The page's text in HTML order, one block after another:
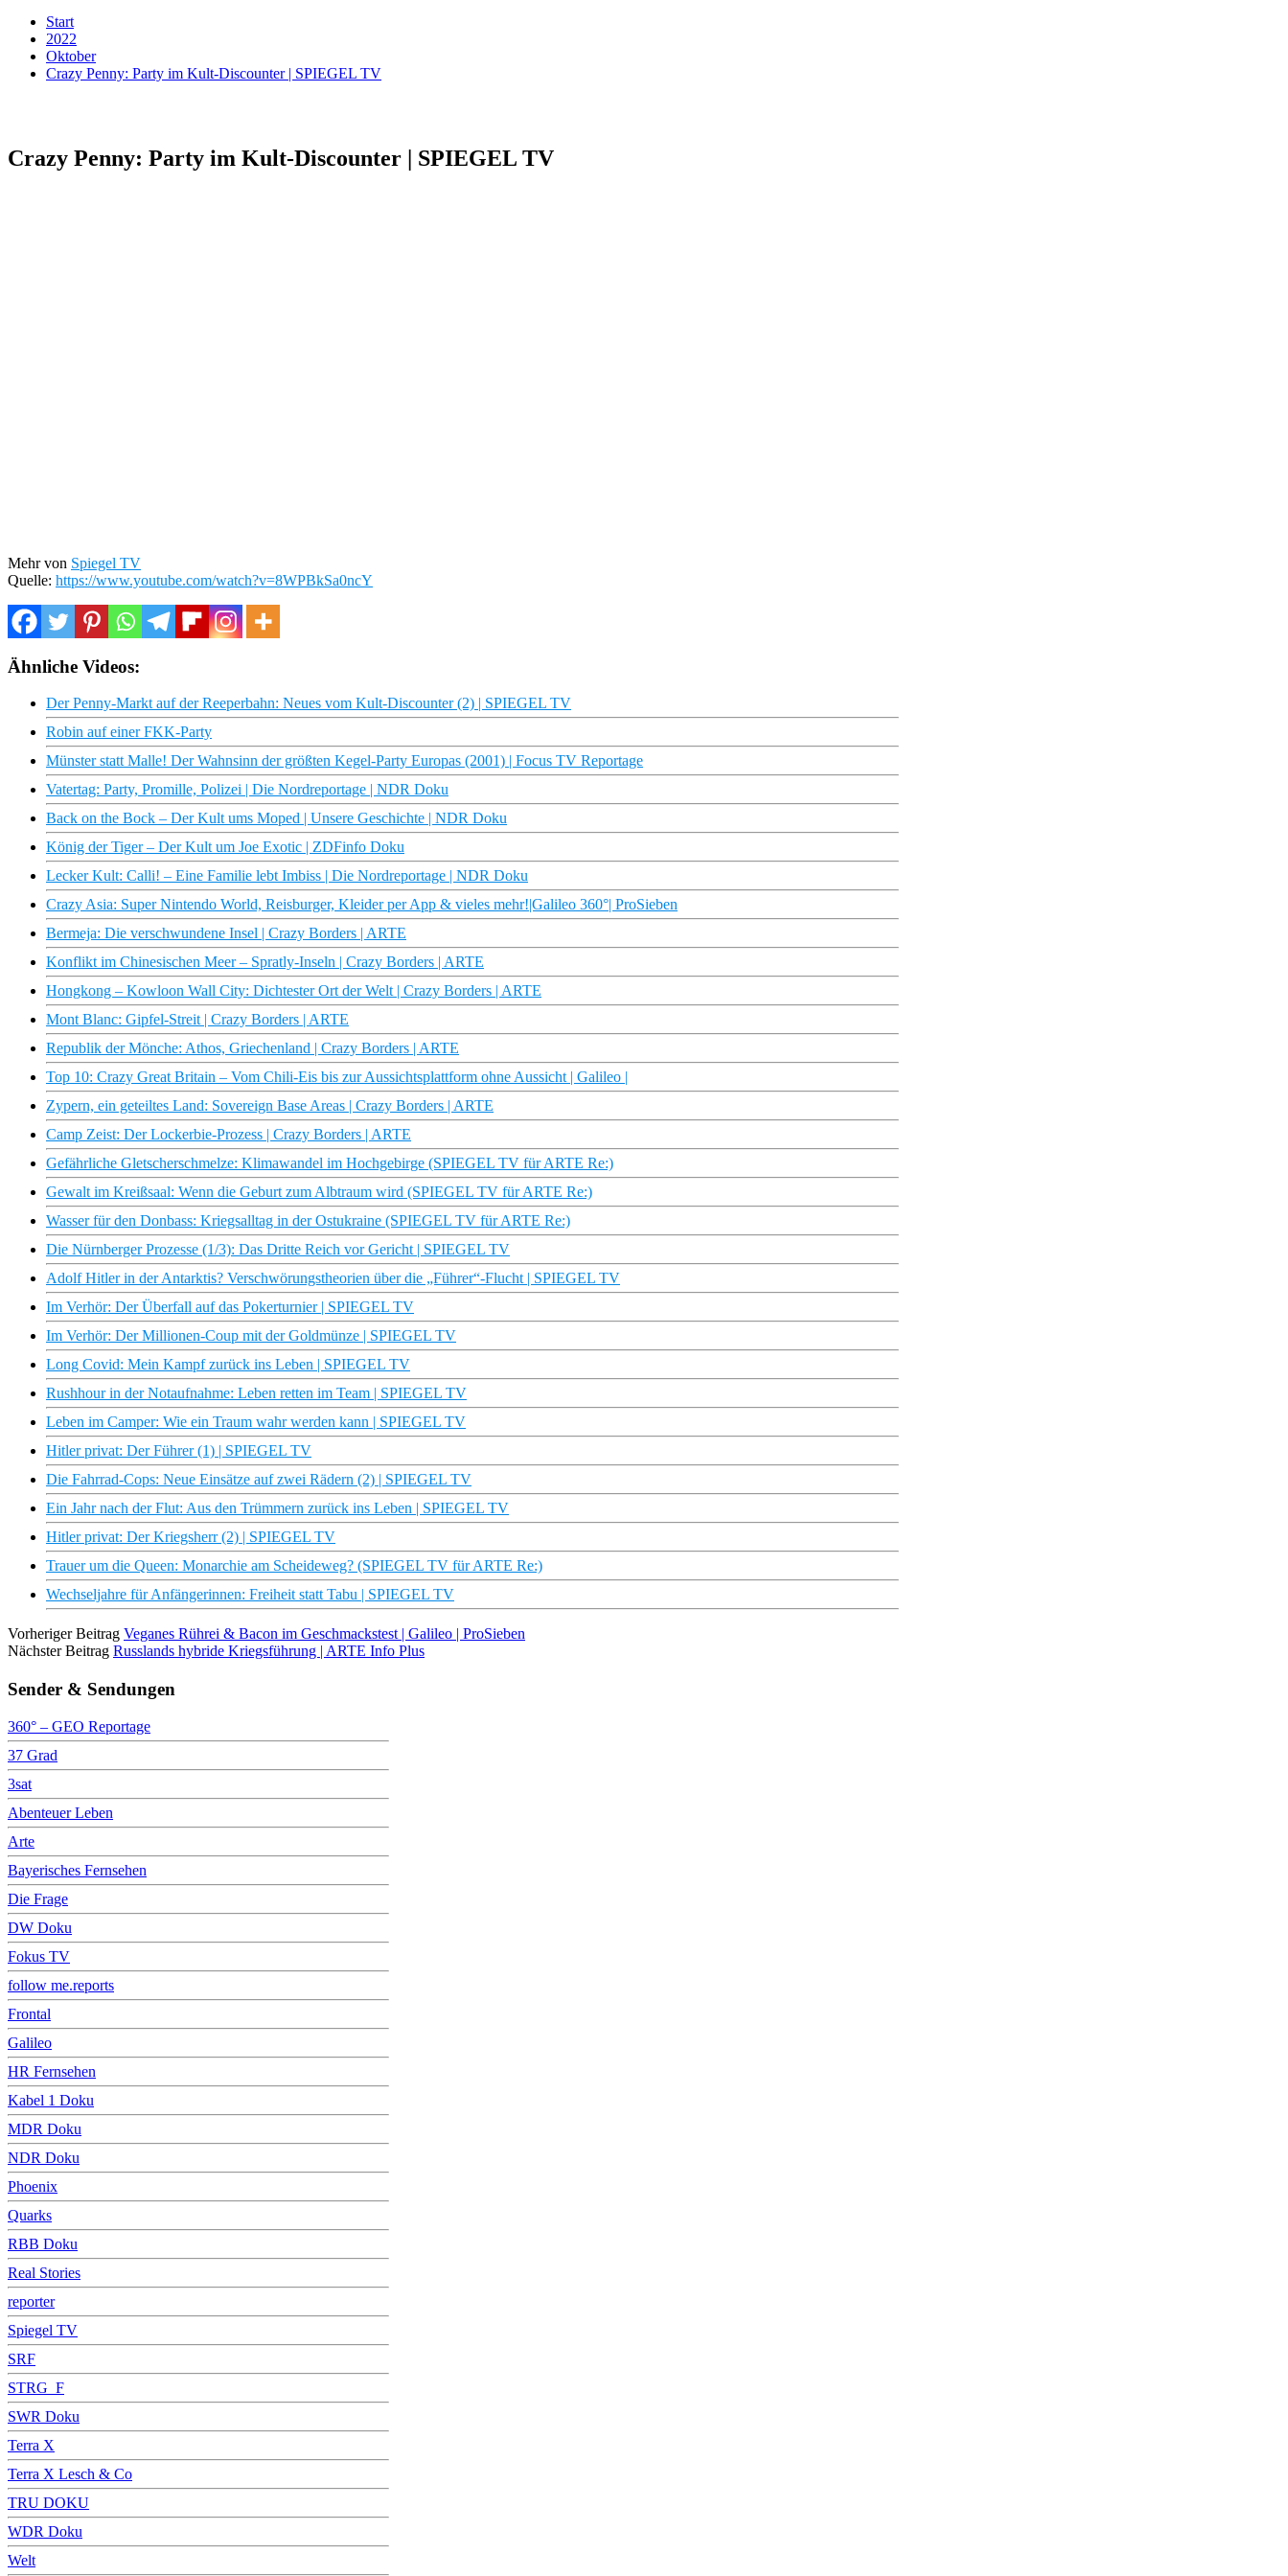
Start
2022
Oktober
Crazy Penny: Party im Kult-Discounter | SPIEGEL TV
Crazy Penny: Party im Kult-Discounter | SPIEGEL TV
Mehr von Spiegel TV
Quelle: https://www.youtube.com/watch?v=8WPBkSa0ncY
Ähnliche Videos:
Der Penny-Markt auf der Reeperbahn: Neues vom Kult-Discounter (2) | SPIEGEL TV
Robin auf einer FKK-Party
Münster statt Malle! Der Wahnsinn der größten Kegel-Party Europas (2001) | Focus TV Reportage
Vatertag: Party, Promille, Polizei | Die Nordreportage | NDR Doku
Back on the Bock – Der Kult ums Moped | Unsere Geschichte | NDR Doku
König der Tiger – Der Kult um Joe Exotic | ZDFinfo Doku
Lecker Kult: Calli! – Eine Familie lebt Imbiss | Die Nordreportage | NDR Doku
Crazy Asia: Super Nintendo World, Reisburger, Kleider per App & vieles mehr!|Galileo 360°| ProSieben
Bermeja: Die verschwundene Insel | Crazy Borders | ARTE
Konflikt im Chinesischen Meer – Spratly-Inseln | Crazy Borders | ARTE
Hongkong – Kowloon Wall City: Dichtester Ort der Welt | Crazy Borders | ARTE
Mont Blanc: Gipfel-Streit | Crazy Borders | ARTE
Republik der Mönche: Athos, Griechenland | Crazy Borders | ARTE
Top 10: Crazy Great Britain – Vom Chili-Eis bis zur Aussichtsplattform ohne Aussicht | Galileo |
Zypern, ein geteiltes Land: Sovereign Base Areas | Crazy Borders | ARTE
Camp Zeist: Der Lockerbie-Prozess | Crazy Borders | ARTE
Gefährliche Gletscherschmelze: Klimawandel im Hochgebirge (SPIEGEL TV für ARTE Re:)
Gewalt im Kreißsaal: Wenn die Geburt zum Albtraum wird (SPIEGEL TV für ARTE Re:)
Wasser für den Donbass: Kriegsalltag in der Ostukraine (SPIEGEL TV für ARTE Re:)
Die Nürnberger Prozesse (1/3): Das Dritte Reich vor Gericht | SPIEGEL TV
Adolf Hitler in der Antarktis? Verschwörungstheorien über die „Führer“-Flucht | SPIEGEL TV
Im Verhör: Der Überfall auf das Pokerturnier | SPIEGEL TV
Im Verhör: Der Millionen-Coup mit der Goldmünze | SPIEGEL TV
Long Covid: Mein Kampf zurück ins Leben | SPIEGEL TV
Rushhour in der Notaufnahme: Leben retten im Team | SPIEGEL TV
Leben im Camper: Wie ein Traum wahr werden kann | SPIEGEL TV
Hitler privat: Der Führer (1) | SPIEGEL TV
Die Fahrrad-Cops: Neue Einsätze auf zwei Rädern (2) | SPIEGEL TV
Ein Jahr nach der Flut: Aus den Trümmern zurück ins Leben | SPIEGEL TV
Hitler privat: Der Kriegsherr (2) | SPIEGEL TV
Trauer um die Queen: Monarchie am Scheideweg? (SPIEGEL TV für ARTE Re:)
Wechseljahre für Anfängerinnen: Freiheit statt Tabu | SPIEGEL TV
Vorheriger Beitrag Veganes Rührei & Bacon im Geschmackstest | Galileo | ProSieben
Nächster Beitrag Russlands hybride Kriegsführung | ARTE Info Plus
Sender & Sendungen
360° – GEO Reportage
37 Grad
3sat
Abenteuer Leben
Arte
Bayerisches Fernsehen
Die Frage
DW Doku
Fokus TV
follow me.reports
Frontal
Galileo
HR Fernsehen
Kabel 1 Doku
MDR Doku
NDR Doku
Phoenix
Quarks
RBB Doku
Real Stories
reporter
Spiegel TV
SRF
STRG_F
SWR Doku
Terra X
Terra X Lesch & Co
TRU DOKU
WDR Doku
Welt